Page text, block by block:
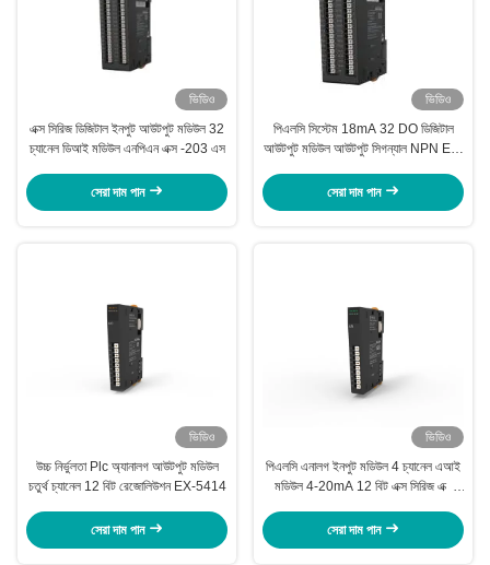
ভিডিও
এক্স সিরিজ ডিজিটাল ইনপুট আউটপুট মডিউল 32
চ্যানেল ডিআই মডিউল এনপিএন এক্স -203 এস
সেরা দাম পান
ভিডিও
পিএলসি সিস্টেম 18mA 32 DO ডিজিটাল
আউটপুট মডিউল আউটপুট সিগন্যাল NPN EX-
সেরা দাম পান
ভিডিও
উচ্চ নির্ভুলতা Plc অ্যানালগ আউটপুট মডিউল
চতুর্থ চ্যানেল 12 বিট রেজোলিউশন EX-5414
সেরা দাম পান
ভিডিও
পিএলসি এনালগ ইনপুট মডিউল 4 চ্যানেল এআই
মডিউল 4-20mA 12 বিট এক্স সিরিজ এক্স
সেরা দাম পান